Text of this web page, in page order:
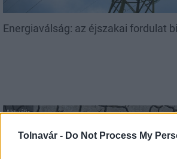
Tolnavár - Do Not Process My
Energiaválság: az éjszakai fordulat
Aktuális